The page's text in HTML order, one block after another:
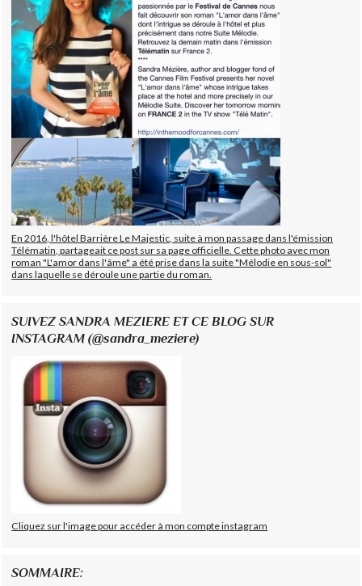
En 2016, l'hôtel Barrière Le Majestic, suite à mon passage dans l'émission
Télématin, partageait ce post sur sa page officielle. Cette photo avec mon
roman "L'amor dans l'âme" a été prise dans la suite "Mélodie en sous-sol"
dans laquelle se déroule une partie du roman.
SUIVEZ SANDRA MEZIERE ET CE BLOG SUR
INSTAGRAM (@sandra_meziere)
Cliquez sur l'image pour accéder à mon compte instagram
SOMMAIRE: